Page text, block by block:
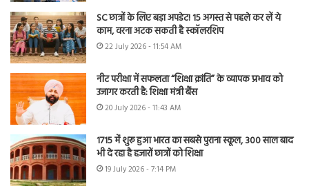
SC छात्रों के लिए बड़ा अपडेट! 15 अगस्त से पहले कर लें ये
काम, वरना अटक सकती है स्कॉलरशिप
22 July 2026 - 11:54 AM
नीट परीक्षा में सफलता “शिक्षा क्रांति” के व्यापक प्रभाव को
उजागर करती है: शिक्षा मंत्री बैंस
20 July 2026 - 11:43 AM
1715 में शुरू हुआ भारत का सबसे पुराना स्कूल, 300 साल बाद
भी दे रहा है हजारों छात्रों को शिक्षा
19 July 2026 - 7:14 PM